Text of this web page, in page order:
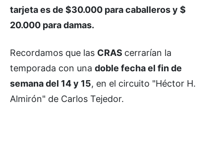
tarjeta es de $30.000 para caballeros y $
20.000 para damas.
Recordamos que las CRAS cerrarían la
temporada con una doble fecha el fin de
semana del 14 y 15, en el circuito "Héctor H.
Almirón" de Carlos Tejedor.